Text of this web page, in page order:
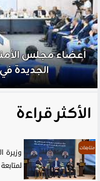
أعضاء مجلس
الجديدة
الأكثر قراءة
متابعات